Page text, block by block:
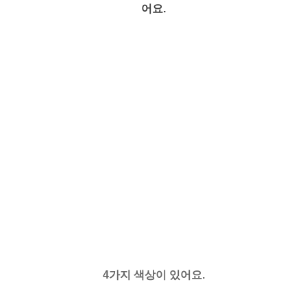
어요.
4가지 색상이 있어요.